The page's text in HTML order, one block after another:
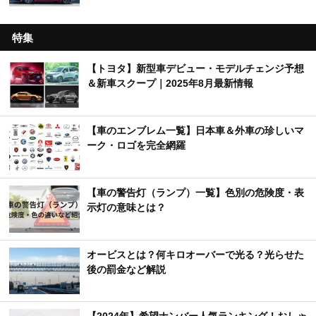
特集
【トヨタ】新型車デビュー・モデルチェンジ予想
＆新車スクープ｜2025年8月最新情報
【車のエンブレム一覧】日本車＆外車の珍しいマ
ーク・ロゴを完全網羅
【車の警告灯（ランプ）一覧】色別の危険度・表
示灯の意味とは？
オービスとは？何キロオーバーで光る？光らせた
後の罰金など解説